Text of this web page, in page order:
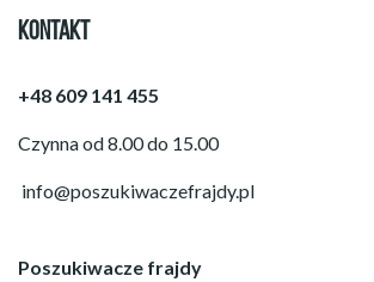
KONTAKT
+48 609 141 455
Czynna od 8.00 do 15.00
info@poszukiwaczefrajdy.pl
Poszukiwacze frajdy